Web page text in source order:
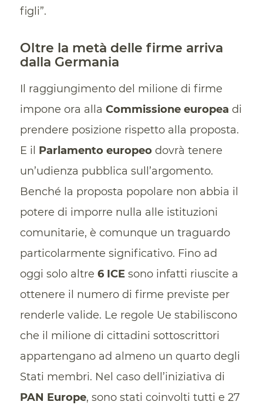
figli”.
Oltre la metà delle firme arriva
dalla Germania
Il raggiungimento del milione di firme
impone ora alla Commissione europea di
prendere posizione rispetto alla proposta.
E il Parlamento europeodovrà tenere
un’udienza pubblica sull’argomento.
Benché la proposta popolare non abbia il
potere di imporre nulla alle istituzioni
comunitarie, è comunque un traguardo
particolarmente significativo. Fino ad
oggi solo altre 6 ICEsono infatti riuscite a
ottenere il numero di firme previste per
renderle valide. Le regole Ue stabiliscono
che il milione di cittadini sottoscrittori
appartengano ad almeno un quarto degli
Stati membri. Nel caso dell’iniziativa di
PAN Europe, sono stati coinvolti tutti e 27